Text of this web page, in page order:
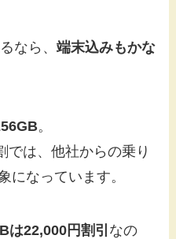
なら、端末込みもかな
。
では、他社からの乗り
になっています。
22,000円割引 なの